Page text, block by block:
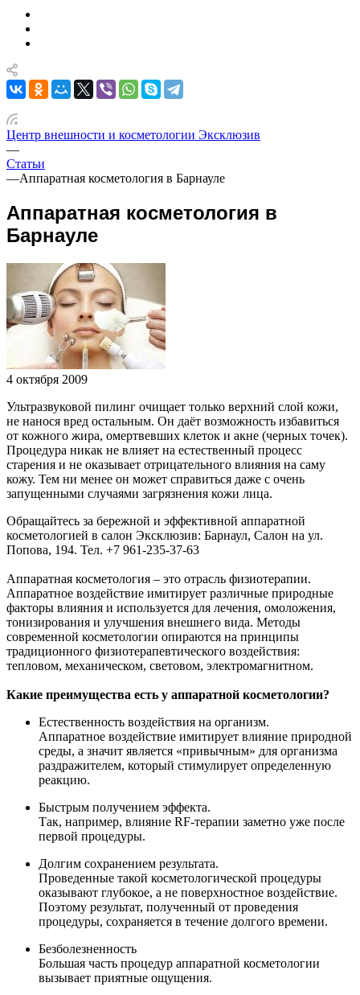
Центр внешности и косметологии Эксклюзив
—
Статьи
—Аппаратная косметология в Барнауле
Аппаратная косметология в
Барнауле
4 октября 2009
Ультразвуковой пилинг очищает только верхний слой кожи,
не нанося вред остальным. Он даёт возможность избавиться
от кожного жира, омертвевших клеток и акне (черных точек).
Процедура никак не влияет на естественный процесс
старения и не оказывает отрицательного влияния на саму
кожу. Тем ни менее он может справиться даже с очень
запущенными случаями загрязнения кожи лица.
Обращайтесь за бережной и эффективной аппаратной
косметологией в салон Эксклюзив: Барнаул, Салон на ул.
Попова, 194. Тел. +7 961-235-37-63
Аппаратная косметология – это отрасль физиотерапии.
Аппаратное воздействие имитирует различные природные
факторы влияния и используется для лечения, омоложения,
тонизирования и улучшения внешнего вида. Методы
современной косметологии опираются на принципы
традиционного физиотерапевтического воздействия:
тепловом, механическом, световом, электромагнитном.
Какие преимущества есть у аппаратной косметологии?
Естественность воздействия на организм.
Аппаратное воздействие имитирует влияние природной
среды, а значит является «привычным» для организма
раздражителем, который стимулирует определенную
реакцию.
Быстрым получением эффекта.
Так, например, влияние RF-терапии заметно уже после
первой процедуры.
Долгим сохранением результата.
Проведенные такой косметологической процедуры
оказывают глубокое, а не поверхностное воздействие.
Поэтому результат, полученный от проведения
процедуры, сохраняется в течение долгого времени.
Безболезненность
Большая часть процедур аппаратной косметологии
вызывает приятные ощущения.